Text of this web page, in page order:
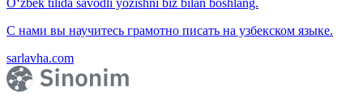
O‘zbek tilida savodli yozishni biz bilan boshlang.
С нами вы научитесь грамотно писать на узбекском языке.
sarlavha.com